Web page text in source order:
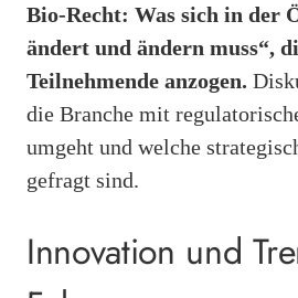
Bio-Recht: Was sich in der
ändert und ändern muss“,
Teilnehmende anzogen.
die Branche mit
umgeht und welche
gefragt sind.
Innovation und